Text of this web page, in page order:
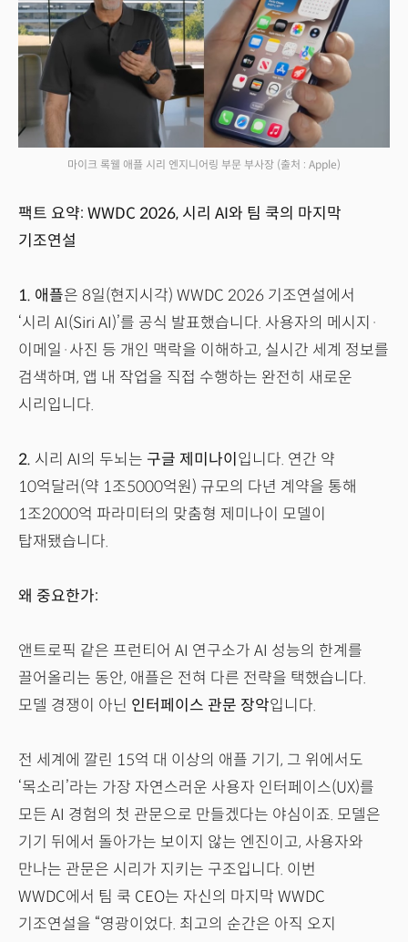
마이크 록웰 애플 시리 엔지니어링 부문 부사장 (출처 : Apple)
팩트 요약: WWDC 2026, 시리 AI와 팀 쿡의 마지막
기조연설
1. 애플은 8일(현지시각) WWDC 2026 기조연설에서
‘시리 AI(Siri AI)’를 공식 발표했습니다. 사용자의 메시지·
이메일·사진 등 개인 맥락을 이해하고, 실시간 세계 정보를
검색하며, 앱 내 작업을 직접 수행하는 완전히 새로운
시리입니다.
2. 시리 AI의 두뇌는 구글 제미나이 입니다. 연간 약
10억달러(약 1조5000억원) 규모의 다년 계약을 통해
1조2000억 파라미터의 맞춤형 제미나이 모델이
탑재됐습니다.
왜 중요한가:
앤트로픽 같은 프런티어 AI 연구소가 AI 성능의 한계를
끌어올리는 동안, 애플은 전혀 다른 전략을 택했습니다.
모델 경쟁이 아닌 인터페이스 관문 장악입니다.
전 세계에 깔린 15억 대 이상의 애플 기기, 그 위에서도
‘목소리’라는 가장 자연스러운 사용자 인터페이스(UX)를
모든 AI 경험의 첫 관문으로 만들겠다는 야심이죠. 모델은
기기 뒤에서 돌아가는 보이지 않는 엔진이고, 사용자와
만나는 관문은 시리가 지키는 구조입니다. 이번
WWDC에서 팀 쿡 CEO는 자신의 마지막 WWDC
기조연설을 “영광이었다. 최고의 순간은 아직 오지